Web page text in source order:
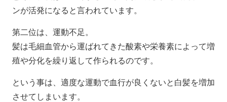
ンが活発になると言われています。
第二位は、運動不足。
髪は毛細血管から運ばれてきた酸素や栄養素によって増
殖や分化を繰り返して作られるのです。
という事は、適度な運動で血行が良くないと白髪を増加
させてしまいます。